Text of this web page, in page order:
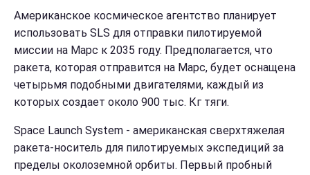
Американское космическое агентство планирует
использовать SLS для отправки пилотируемой
миссии на Марс к 2035 году. Предполагается, что
ракета, которая отправится на Марс, будет оснащена
четырьмя подобными двигателями, каждый из
которых создает около 900 тыс. Кг тяги.
Space Launch System - американская сверхтяжелая
ракета-носитель для пилотируемых экспедиций за
пределы околоземной орбиты. Первый пробный